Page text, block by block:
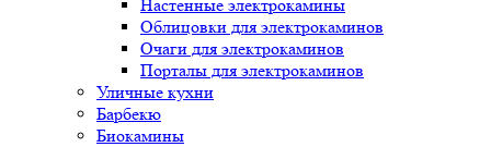
Настенные электрокамины
Облицовки для электрокаминов
Очаги для электрокаминов
Порталы для электрокаминов
Уличные кухни
Барбекю
Биокамины